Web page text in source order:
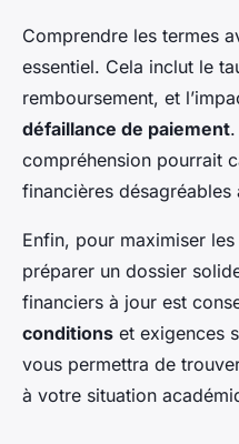
Comprendre les termes
essentiel. Cela inclut le
remboursement, et
défaillance de paiement
compréhension pourrait
financières désagréables
Enfin, pour maximiser
préparer un dossier
financiers à jour est
conditions et exigences
vous permettra de
à votre situation